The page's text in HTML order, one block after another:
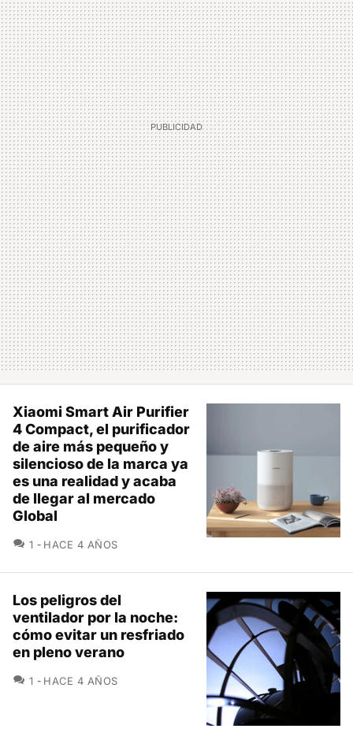
Xiaomi Smart Air Purifier
4 Compact, el purificador
de aire más pequeño y
silencioso de la marca ya
es una realidad y acaba
de llegar al mercado
Global
1 COMENTARIOS
HACE 4 AÑOS
Los peligros del
ventilador por la noche:
cómo evitar un resfriado
en pleno verano
1 COMENTARIOS
HACE 4 AÑOS